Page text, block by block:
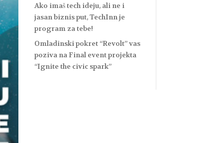
Ako imaš tech ideju, ali ne i
jasan biznis put, TechInn je
program za tebe!
Omladinski pokret “Revolt” vas
poziva na Final event projekta
“Ignite the civic spark”